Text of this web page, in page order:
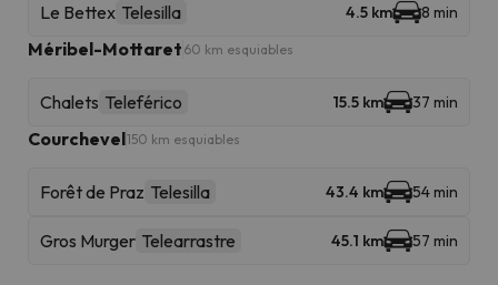
Le Bettex Telesilla 4.5 km 8 min
Méribel-Mottaret 60 km esquiables
Chalets Teleférico 15.5 km 37 min
Courchevel150 km esquiables
Forêt de Praz Telesilla 43.4 km 54 min
Gros Murger Telearrastre 45.1 km 57 min